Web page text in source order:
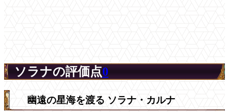
ソラナの評価点0
幽遠の星海を渡る ソラナ・カルナ